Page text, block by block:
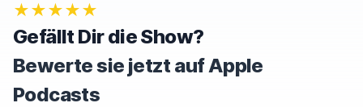
★★★★★
Gefällt Dir die Show?
Bewerte sie jetzt auf Apple
Podcasts